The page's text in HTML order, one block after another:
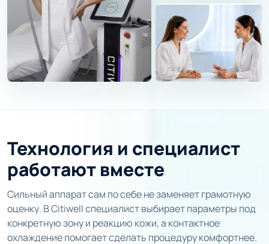
Технология и специалист
работают вместе
Сильный аппарат сам по себе не заменяет грамотную
оценку. В Citiwell специалист выбирает параметры под
конкретную зону и реакцию кожи, а контактное
охлаждение помогает сделать процедуру комфортнее.